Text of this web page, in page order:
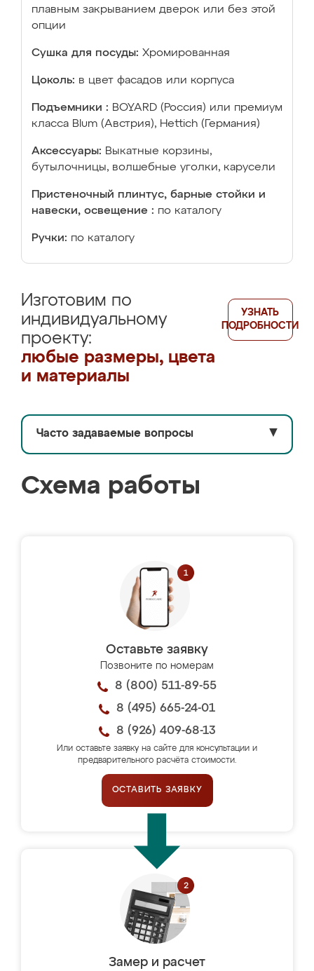
плавным закрыванием дверок или без этой
опции
Сушка для посуды: Хромированная
Цоколь: в цвет фасадов или корпуса
Подъемники : BOYARD (Россия) или премиум
класса Blum (Австрия), Hettich (Германия)
Аксессуары: Выкатные корзины,
бутылочницы, волшебные уголки, карусели
Пристеночный плинтус, барные стойки и
навески, освещение : по каталогу
Ручки: по каталогу
Изготовим по
индивидуальному
проекту:
любые размеры, цвета
и материалы
УЗНАТЬ
ПОДРОБНОСТИ
Часто задаваемые вопросы ▼
Схема работы
Оставьте заявку
Позвоните по номерам
8 (800) 511-89-55
8 (495) 665-24-01
8 (926) 409-68-13
Или оставьте заявку на сайте для консультации и
предварительного расчёта стоимости.
ОСТАВИТЬ ЗАЯВКУ
Замер и расчет